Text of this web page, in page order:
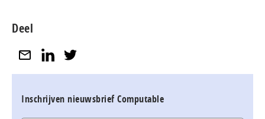
Deel
Inschrijven nieuwsbrief Computable